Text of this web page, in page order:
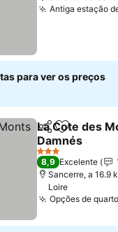
Antiga estação
para ver os preços
PartilharAdicionar
La Cote des
Damnés
3 Estrelas
8,9 Excelente
Sancerre, a 16.9
Loire
Opções de